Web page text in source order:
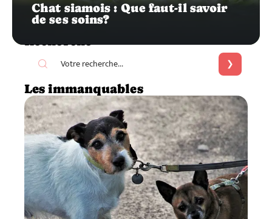
Chat siamois : Que faut-il savoir
de ses soins?
Recherche
Les immanquables